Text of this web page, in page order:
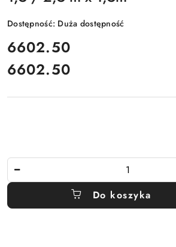
Dostępność: Duża dostępność
cena:
6602.50
Cena:
6602.50
Do koszyka